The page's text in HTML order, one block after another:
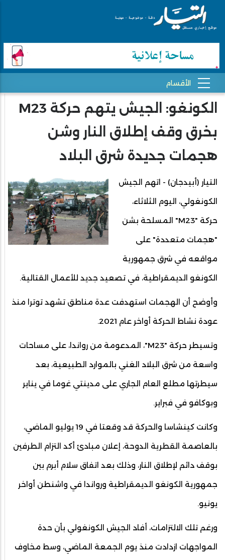
الكونغو: الجيش يتهم حركة M23
بخرق وقف إطلاق النار وشن
هجمات جديدة شرق البلاد
التيار (أبيدجان) - اتهم الجيش
الكونغولي، اليوم الثلاثاء،
حركة "M23" المسلحة بشن
"هجمات متعددة" على
مواقعه في شرق جمهورية
الكونغو الديمقراطية، في تصعيد جديد للأعمال القتالية.
وأوضح أن الهجمات استهدفت عدة مناطق تشهد توترا منذ
عودة نشاط الحركة أواخر عام 2021.
وتسيطر حركة "M23"، المدعومة من رواندا، على مساحات
واسعة من شرق البلاد الغني بالموارد الطبيعية، بعد
سيطرتها مطلع العام الجاري على مدينتي غوما في يناير
وبوكافو في فبراير.
وكانت كينشاسا والحركة قد وقعتا في 19 يوليو الماضي،
بالعاصمة القطرية الدوحة، إعلان مبادئ أكد التزام الطرفين
بوقف دائم لإطلاق النار، وذلك بعد اتفاق سلام أبرم بين
جمهورية الكونغو الديمقراطية ورواندا في واشنطن أواخر
يونيو.
ورغم تلك الالتزامات، أفاد الجيش الكونغولي بأن حدة
المواجهات ازدادت منذ يوم الجمعة الماضي، وسط مخاوف